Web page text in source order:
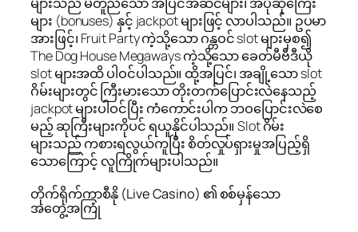
များ (bonuses) နှင့် jackpot များဖြင့် လာပါသည်။ ဥပမာ
အားဖြင့်၊ Fruit Party ကဲ့သို့သော ဂန္တဝင် slot များမှစ၍
The Dog House Megaways ကဲ့သို့သော ခေတ်မီဗီဒီယို
slot များအထိ ပါဝင်ပါသည်။ ထို့အပြင်၊ အချို့သော slot
ဂိမ်းများတွင် ကြီးမားသော တိုးတက်ပြောင်းလဲနေသည့်
jackpot များပါဝင်ပြီး ကံကောင်းပါက ဘဝပြောင်းလဲစေ
မည့် ဆုကြီးများကိုပင် ရယူနိုင်ပါသည်။ Slot ဂိမ်း
များသည် ကစားရလွယ်ကူပြီး စိတ်လှုပ်ရှားမှုအပြည့်ရှိ
သောကြောင့် လူကြိုက်များပါသည်။
တိုက်ရိုက်ကာစီနို (Live Casino) ၏ စစ်မှန်သော
အတွေ့အကြုံ